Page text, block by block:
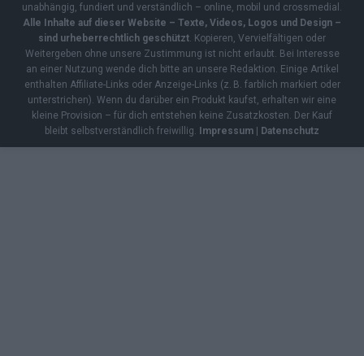
unabhängig, fundiert und verständlich – online, mobil und crossmedial.
Alle Inhalte auf dieser Website – Texte, Videos, Logos und Design –
sind urheberrechtlich geschützt . Kopieren, Vervielfältigen oder
Weitergeben ohne unsere Zustimmung ist nicht erlaubt. Bei Interesse
an einer Nutzung wende dich bitte an unsere Redaktion. Einige Artikel
enthalten Affiliate-Links oder Anzeige-Links (z. B. farblich markiert oder
unterstrichen). Wenn du darüber ein Produkt kaufst, erhalten wir eine
kleine Provision – für dich entstehen keine Zusatzkosten. Der Kauf
bleibt selbstverständlich freiwillig. Impressum | Datenschutz